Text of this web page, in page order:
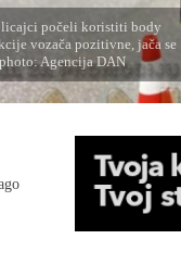
počeli koristiti body
vozača pozitivne, jača se
Agencija DAN